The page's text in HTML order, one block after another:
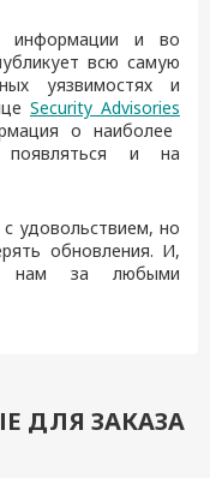
информации и во
всю самую
уязвимостях и
Security Advisories
о наиболее
появляться и на
удовольствием, но
обновления. И,
нам за любыми
ДЛЯ ЗАКАЗА